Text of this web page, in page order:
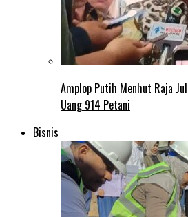
Amplop Putih Menhut Raja
Uang 914 Petani
Bisnis